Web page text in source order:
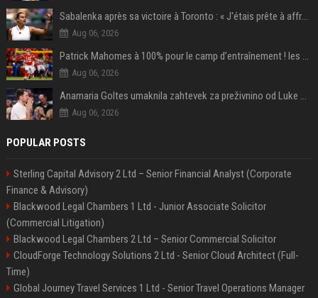
Sabalenka après sa victoire à Toronto : « J'étais prête à affronter les difficultés »
Aug 06, 2026
Patrick Mahomes à 100% pour le camp d’entraînement ! les 8 infos NFL du mercredi
Aug 06, 2026
Anamaria Goltes umaknila zahtevek za preživnino od Luke Dončića
Aug 06, 2026
POPULAR POSTS
Sterling Capital Advisory 2 Ltd – Senior Financial Analyst (Corporate
Finance & Advisory)
Blackwood Legal Chambers 1 Ltd - Junior Associate Solicitor
(Commercial Litigation)
Blackwood Legal Chambers 2 Ltd – Senior Commercial Solicitor
CloudForge Technology Solutions 2 Ltd - Senior Cloud Architect (Full-
Time)
Global Journey Travel Services 1 Ltd - Senior Travel Operations Manager